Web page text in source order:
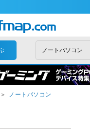
＞ ノートパソコン